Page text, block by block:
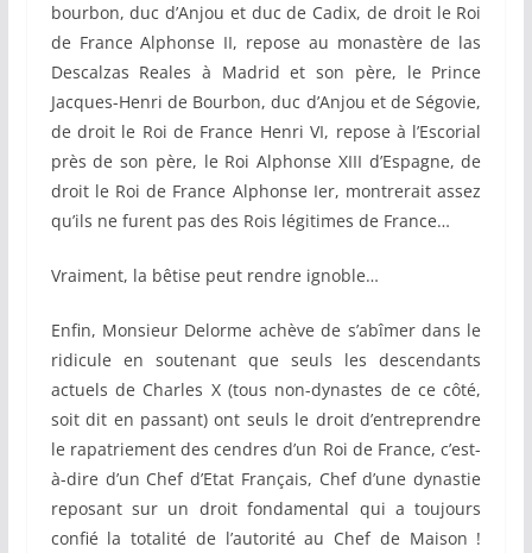
bourbon, duc d’Anjou et duc de Cadix, de droit le Roi
de France Alphonse II, repose au monastère de las
Descalzas Reales à Madrid et son père, le Prince
Jacques-Henri de Bourbon, duc d’Anjou et de Ségovie,
de droit le Roi de France Henri VI, repose à l’Escorial
près de son père, le Roi Alphonse XIII d’Espagne, de
droit le Roi de France Alphonse Ier, montrerait assez
qu’ils ne furent pas des Rois légitimes de France…
Vraiment, la bêtise peut rendre ignoble…
Enfin, Monsieur Delorme achève de s’abîmer dans le
ridicule en soutenant que seuls les descendants
actuels de Charles X (tous non-dynastes de ce côté,
soit dit en passant) ont seuls le droit d’entreprendre
le rapatriement des cendres d’un Roi de France, c’est-
à-dire d’un Chef d’Etat Français, Chef d’une dynastie
reposant sur un droit fondamental qui a toujours
confié la totalité de l’autorité au Chef de Maison !